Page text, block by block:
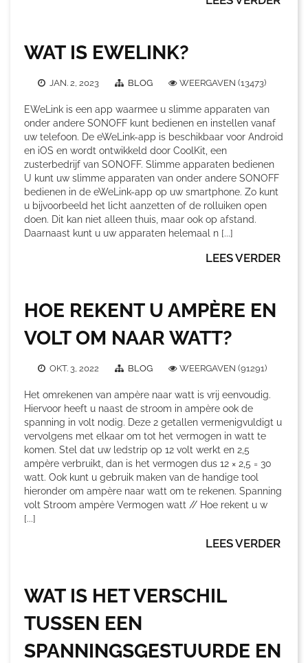
WAT IS EWELINK?
JAN. 2, 2023 BLOG WEERGAVEN (13473)
EWeLink is een app waarmee u slimme apparaten van
onder andere SONOFF kunt bedienen en instellen vanaf
uw telefoon. De eWeLink-app is beschikbaar voor Android
en iOS en wordt ontwikkeld door CoolKit, een
zusterbedrijf van SONOFF. Slimme apparaten bedienen
U kunt uw slimme apparaten van onder andere SONOFF
bedienen in de eWeLink-app op uw smartphone. Zo kunt
u bijvoorbeeld het licht aanzetten of de rolluiken open
doen. Dit kan niet alleen thuis, maar ook op afstand.
Daarnaast kunt u uw apparaten helemaal n [...]
LEES VERDER
HOE REKENT U AMPÈRE EN
VOLT OM NAAR WATT?
OKT. 3, 2022 BLOG WEERGAVEN (91291)
Het omrekenen van ampère naar watt is vrij eenvoudig.
Hiervoor heeft u naast de stroom in ampère ook de
spanning in volt nodig. Deze 2 getallen vermenigvuldigt u
vervolgens met elkaar om tot het vermogen in watt te
komen. Stel dat uw ledstrip op 12 volt werkt en 2,5
ampère verbruikt, dan is het vermogen dus 12 × 2,5 = 30
watt. Ook kunt u gebruik maken van de handige tool
hieronder om ampère naar watt om te rekenen. Spanning
volt Stroom ampère Vermogen watt // Hoe rekent u w
[...]
LEES VERDER
WAT IS HET VERSCHIL
TUSSEN EEN
SPANNINGSGESTUURDE EN